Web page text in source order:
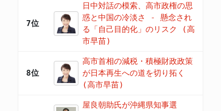
7位
日中対話の模索、高市政権の思
惑と中国の冷淡さ - 懸念され
る「自己目的化」のリスク (高
市早苗)
8位
高市首相の減税・積極財政政策
が日本再生への道を切り拓く
(高市早苗)
屋良朝助氏が沖縄県知事選